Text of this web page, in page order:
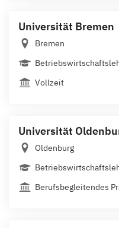
Universität Bremen
Bremen
Vollzeit
Universität
Oldenburg
Berufsbegleitendes